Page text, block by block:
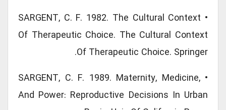
• SARGENT, C. F. 1982. The Cultural Context
Of Therapeutic Choice. The Cultural Context
Of Therapeutic Choice. Springer.
• SARGENT, C. F. 1989. Maternity, Medicine,
And Power: Reproductive Decisions In Urban